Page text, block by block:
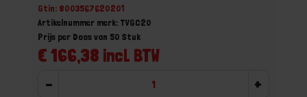
Gtin: 8003567620201
Artikelnummer merk: TVGC20
€ 166,38 incl. BTW
Prijs per Doos van 50 Stuk
- +